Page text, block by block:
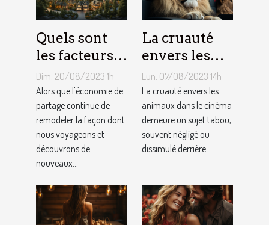
Quels sont
les facteurs
qui sous-
tendent la
tarification
des services
de
conciergerie
Dim. 20/08/2023 1h
Alors que l'économie de
partage continue de
remodeler la façon dont
nous voyageons et
découvrons de
nouveaux...
La cruauté
envers les
animaux
dans le
cinéma : un
sujet tabou
Lun. 07/08/2023 14h
La cruauté envers les
animaux dans le cinéma
demeure un sujet tabou,
souvent négligé ou
dissimulé derrière...